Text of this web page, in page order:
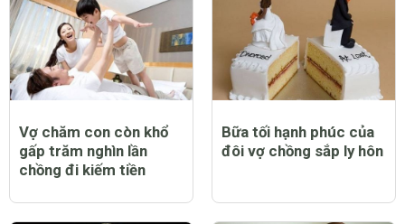
Vợ chăm con còn khổ
gấp trăm nghìn lần
chồng đi kiếm tiền
Bữa tối hạnh phúc của
đôi vợ chồng sắp ly hôn